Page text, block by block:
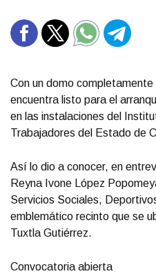
Con un domo
encuentra listo para el
en las instalaciones del
Trabajadores del Estado de
Así lo dio a conocer, en
Reyna Ivone López
Servicios Sociales,
emblemático recinto que se
Tuxtla Gutiérrez.
Convocatoria abierta